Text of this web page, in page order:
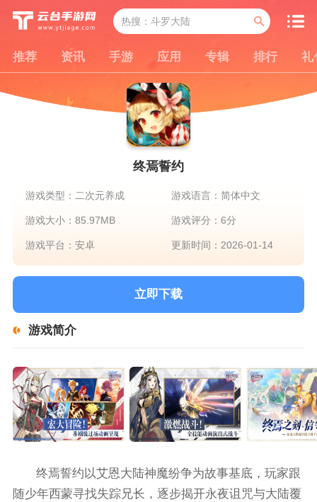
推荐 资讯 手游 应用 专辑 排行 礼
终焉誓约
游戏类型：二次元养成 游戏语言：简体中文
游戏大小：85.97MB 游戏评分：6分
游戏平台：安卓 更新时间：2026-01-14
立即下载
游戏简介
终焉誓约以艾恩大陆神魔纷争为故事基底，玩家跟
随少年西蒙寻找失踪兄长，逐步揭开永夜诅咒与大陆覆